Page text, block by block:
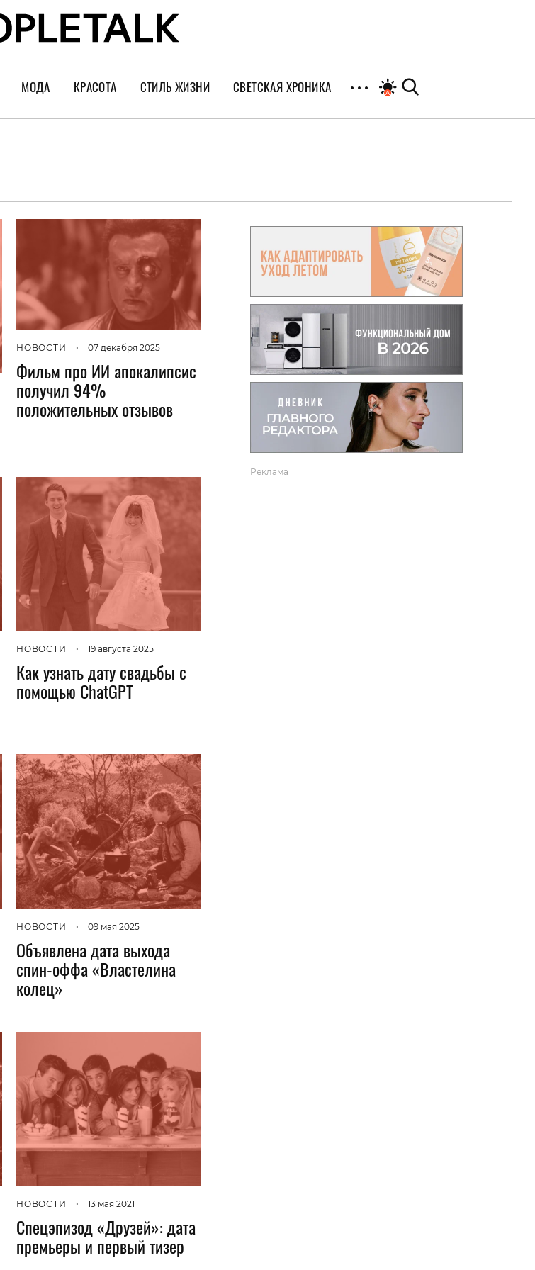
МОДА
Тренды
Украшения и часы
КРАСОТА
Уход за лицом
Парфюм
Спорт
Пластика
СТИЛЬ ЖИЗНИ
Культура
Путешествия
Психология
Астрология
Музыка
Дизайн
СВЕТСКАЯ ХРОНИКА
НОВОСТИ • 07 декабря 2025
Фильм про ИИ апокалипсис
получил 94%
положительных отзывов
НОВОСТИ • 19 августа 2025
Как узнать дату свадьбы с
помощью ChatGPT
НОВОСТИ • 09 мая 2025
Объявлена дата выхода
спин-оффа «Властелина
колец»
НОВОСТИ • 13 мая 2021
Спецэпизод «Друзей»: дата
премьеры и первый тизер
Реклама